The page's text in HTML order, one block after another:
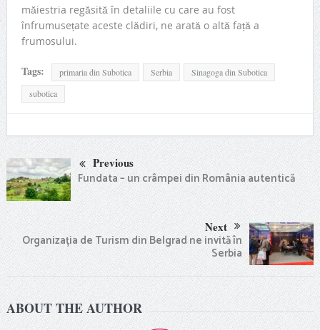
măiestria regăsită în detaliile cu care au fost
înfrumusețate aceste clădiri, ne arată o altă față a
frumosului.
Tags: primaria din Subotica Serbia
Sinagoga din Subotica
subotica
Previous
Fundata – un crâmpei din România autentică
Next
Organizația de Turism din Belgrad ne invită în
Serbia
ABOUT THE AUTHOR